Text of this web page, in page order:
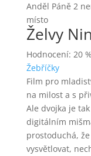
Anděl Páně 2
místo
Želvy
Hodnocení: 20 %
Žebříčky
Film pro
na milost a s
Ale dvojka je
digitálním
prostoduchá,
vysvětlovat,